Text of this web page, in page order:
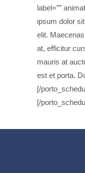
label=””
ipsum dolor
elit.
at, efficitur
mauris at
est et porta.
[/
[/